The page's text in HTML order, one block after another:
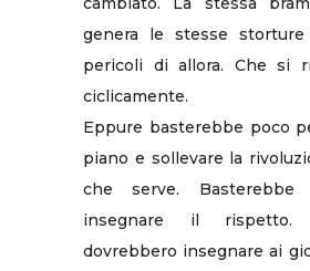
genera le stesse
pericoli di allora. Che si
ciclicamente.
Eppure basterebbe poco
piano e sollevare la
che serve. Basterebbe
insegnare il
dovrebbero insegnare ai